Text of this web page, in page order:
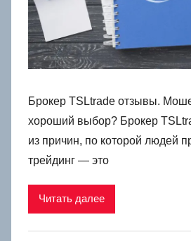
Брокер TSLtrade отзывы.
хороший выбор? Брокер
из причин, по которой людей
трейдинг — это
Читать далее